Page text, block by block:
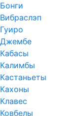
Бонги
Вибраслэп
Гуиро
Джембе
Кабасы
Калимбы
Кастаньеты
Кахоны
Клавес
Ковбелы